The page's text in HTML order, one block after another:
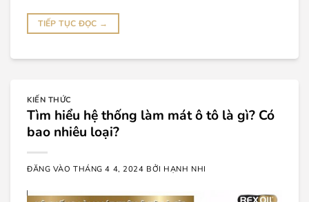
TIẾP TỤC ĐỌC →
KIẾN THỨC
Tìm hiểu hệ thống làm mát ô tô là gì? Có
bao nhiêu loại?
ĐĂNG VÀOTHÁNG 4 4, 2024 BỞI HẠNH NHI